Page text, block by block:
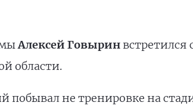
Алексей Говыринвстретился
области.
побывал не тренировке на